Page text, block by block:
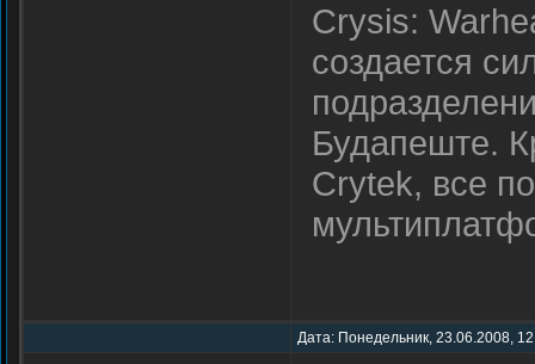
Crysis:
создается
Будапеште.
Crytek, все
Дата: Понедельник, 23.06.2008,